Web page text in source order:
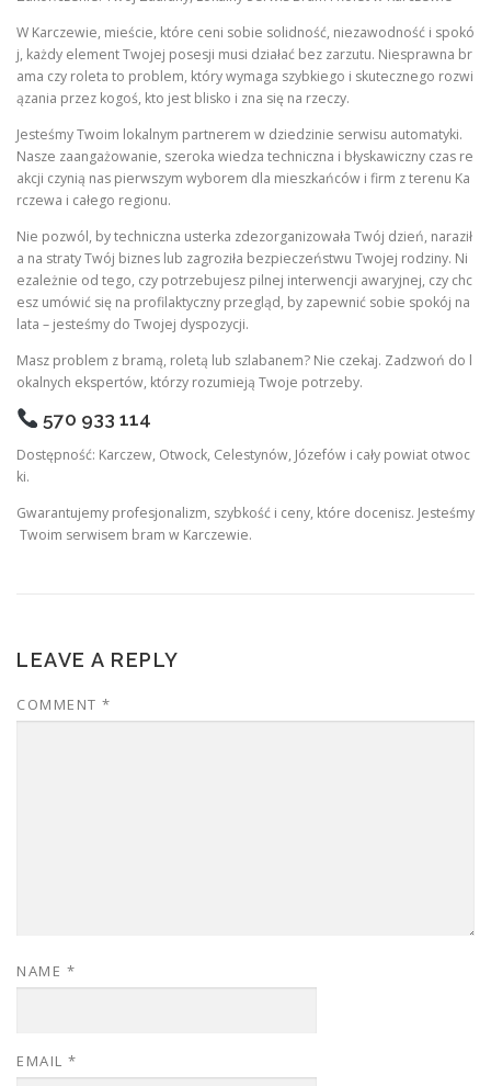
W Karczewie, mieście, które ceni sobie solidność, niezawodność i spokó
j, każdy element Twojej posesji musi działać bez zarzutu. Niesprawna br
ama czy roleta to problem, który wymaga szybkiego i skutecznego rozwi
ązania przez kogoś, kto jest blisko i zna się na rzeczy.
Jesteśmy Twoim lokalnym partnerem w dziedzinie serwisu automatyki.
Nasze zaangażowanie, szeroka wiedza techniczna i błyskawiczny czas re
akcji czynią nas pierwszym wyborem dla mieszkańców i firm z terenu Ka
rczewa i całego regionu.
Nie pozwól, by techniczna usterka zdezorganizowała Twój dzień, naraził
a na straty Twój biznes lub zagroziła bezpieczeństwu Twojej rodziny. Ni
ezależnie od tego, czy potrzebujesz pilnej interwencji awaryjnej, czy chc
esz umówić się na profilaktyczny przegląd, by zapewnić sobie spokój na
lata – jesteśmy do Twojej dyspozycji.
Masz problem z bramą, roletą lub szlabanem? Nie czekaj. Zadzwoń do l
okalnych ekspertów, którzy rozumieją Twoje potrzeby.
570 933 114
Dostępność: Karczew, Otwock, Celestynów, Józefów i cały powiat otwoc
ki.
Gwarantujemy profesjonalizm, szybkość i ceny, które docenisz. Jesteśmy
Twoim serwisem bram w Karczewie.
LEAVE A REPLY
COMMENT *
NAME *
EMAIL *